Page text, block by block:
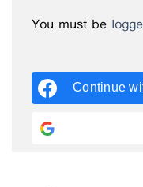
You must be
Continue